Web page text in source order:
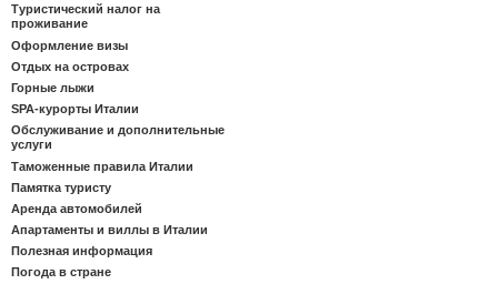
Туристический налог на
проживание
Оформление визы
Отдых на островах
Горные лыжи
SPA-курорты Италии
Обслуживание и дополнительные
услуги
Таможенные правила Италии
Памятка туристу
Аренда автомобилей
Апартаменты и виллы в Италии
Полезная информация
Погода в стране